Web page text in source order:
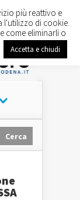
più reattivo e
l'utilizzo di cookie.
come eliminarli o
Accetta e chiudi